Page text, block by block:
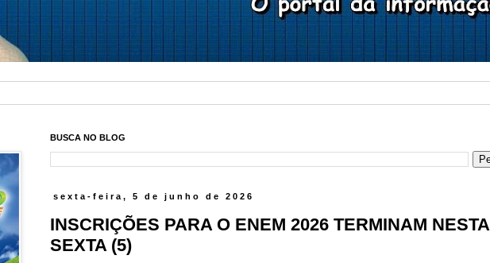
BUSCA NO BLOG
sexta-feira, 5 de junho de 2026
INSCRIÇÕES PARA O ENEM 2026 TERMINAM NESTA
SEXTA (5)